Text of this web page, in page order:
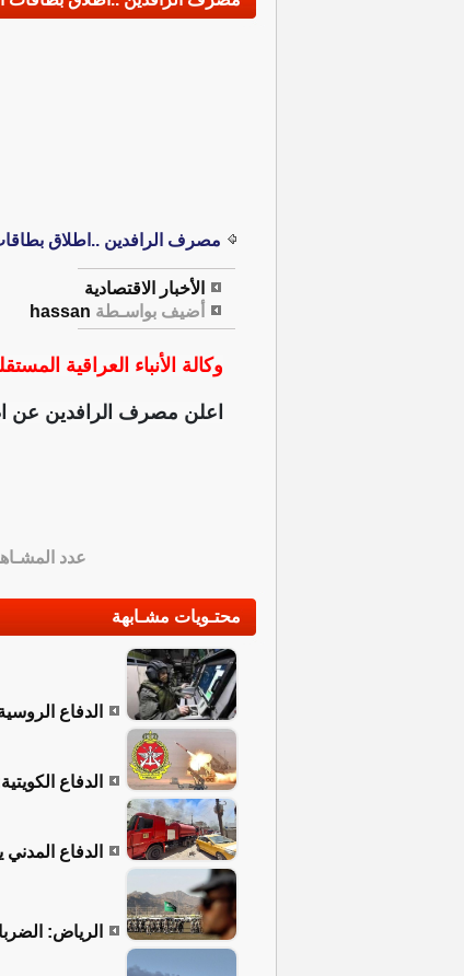
مصرف الرافدين ..اطلاق بطاقات
الأخبار الاقتصادية
أضيف بواسـطة hassan
وكالة الأنباء العراقية
اعلن مصرف الرافدين عن
عدد
محتـويات مشـابهة
الدفاع الروسية: إسقاط 274
الدفاع
الدفاع
الرياض: